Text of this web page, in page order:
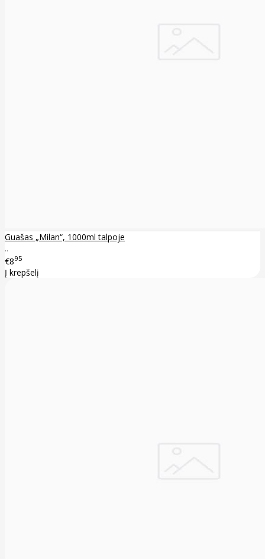
Guašas „Milan“, 1000ml talpoje
..
€895
Į krepšelį